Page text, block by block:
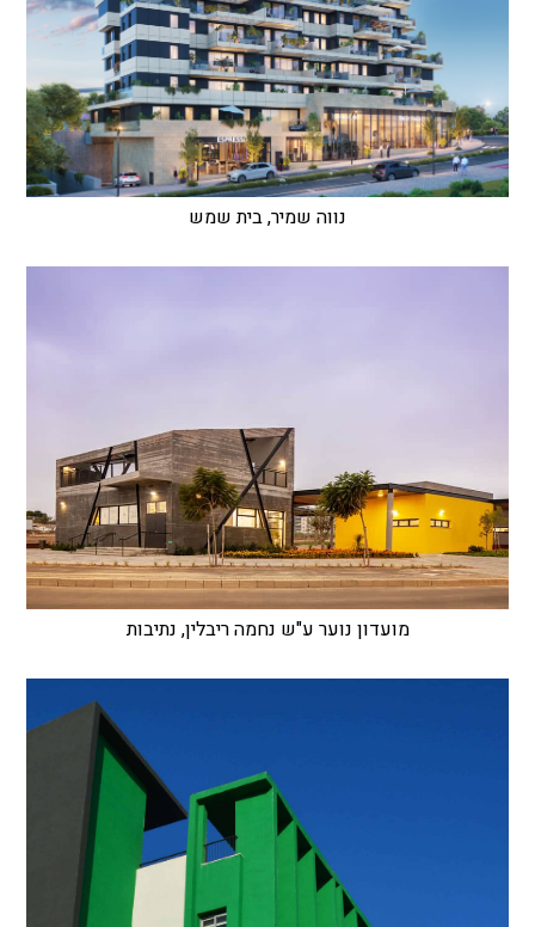
נווה שמיר, בית שמש
מועדון נוער ע"ש נחמה ריבלין, נתיבות